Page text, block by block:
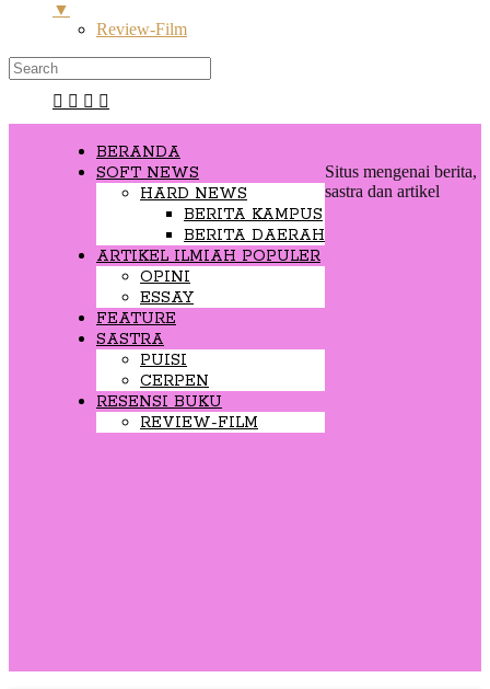
▼
Review-Film
BERANDA
SOFT NEWS
HARD NEWS
BERITA KAMPUS
BERITA DAERAH
ARTIKEL ILMIAH POPULER
OPINI
ESSAY
FEATURE
SASTRA
PUISI
CERPEN
RESENSI BUKU
REVIEW-FILM
Situs mengenai berita,
sastra dan artikel